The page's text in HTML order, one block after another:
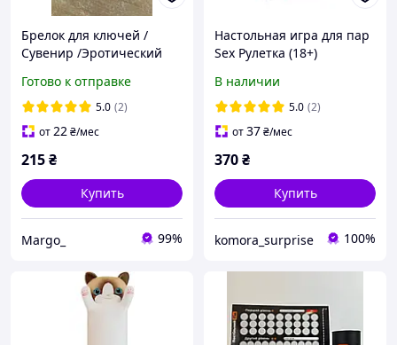
Брелок для ключей /
Сувенир /Эротический
Готово к отправке
5.0 (2)
от22₴/мес
215₴
Купить
Margo_ 99%
Настольная игра для пар
Sex Рулетка (18+)
В наличии
5.0 (2)
от37₴/мес
370₴
Купить
komora_surprise 100%